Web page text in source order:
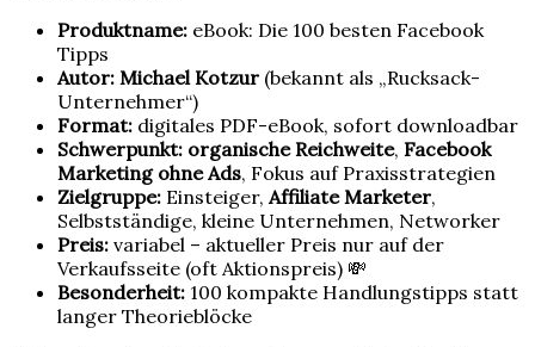
Produktname: eBook: Die 100 besten Facebook
Tipps
Autor: Michael Kotzur (bekannt als „Rucksack-
Unternehmer“)
Format: digitales PDF-eBook, sofort downloadbar
Schwerpunkt: organische Reichweite, Facebook
Marketing ohne Ads, Fokus auf Praxisstrategien
Zielgruppe: Einsteiger, Affiliate Marketer,
Selbstständige, kleine Unternehmen, Networker
Preis: variabel – aktueller Preis nur auf der
Verkaufsseite (oft Aktionspreis) 💸
Besonderheit: 100 kompakte Handlungstipps statt
langer Theorieblöcke